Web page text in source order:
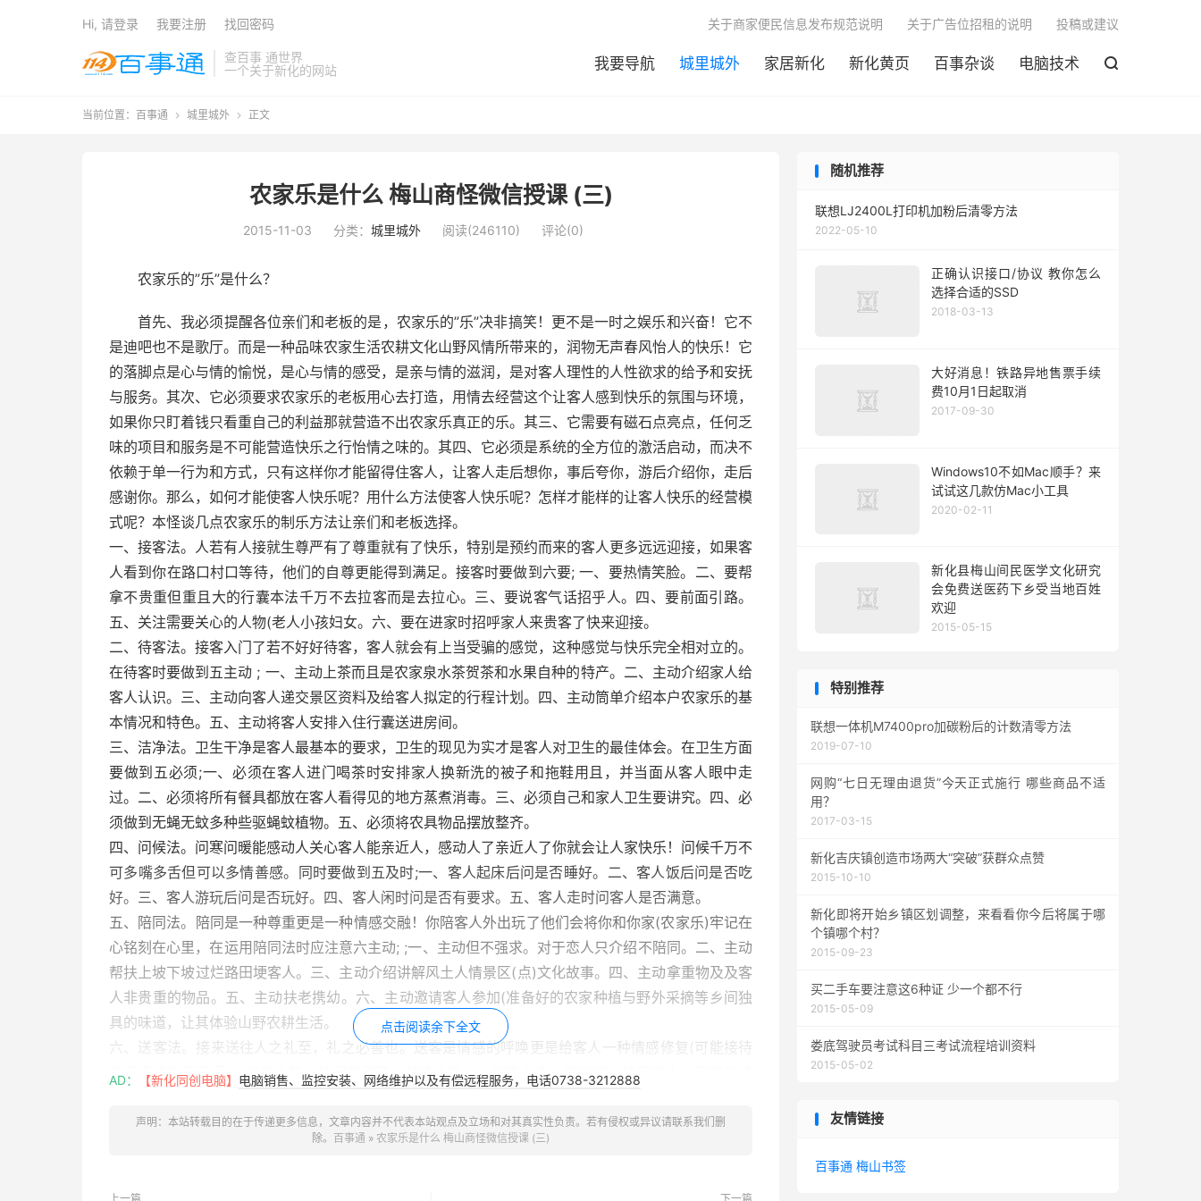
查百事 通世界
一个关于新化的网站
我要导航 城里城外 家居新化 新化黄页 百事杂谈 电脑技术 
关于商家便民信息发布规范说明 关于广告位招租的说明 投稿或建议
Hi, 请登录 我要注册 找回密码
当前位置： 百事通  城里城外  正文
农家乐是什么 梅山商怪微信授课 (三)
2015-11-03 分类： 城里城外 阅读(246110) 评论(0)
农家乐的”乐”是什么？
首先、我必须提醒各位亲们和老板的是，农家乐的”乐”决非搞笑！更不是一时之娱乐和兴奋！它不
是迪吧也不是歌厅。而是一种品味农家生活农耕文化山野风情所带来的，润物无声春风怡人的快乐！它
的落脚点是心与情的愉悦，是心与情的感受，是亲与情的滋润，是对客人理性的人性欲求的给予和安抚
与服务。其次、它必须要求农家乐的老板用心去打造，用情去经营这个让客人感到快乐的氛围与环境，
如果你只盯着钱只看重自己的利益那就营造不出农家乐真正的乐。其三、它需要有磁石点亮点，任何乏
味的项目和服务是不可能营造快乐之行怡情之味的。其四、它必须是系统的全方位的激活启动，而决不
依赖于单一行为和方式，只有这样你才能留得住客人，让客人走后想你，事后夸你，游后介绍你，走后
感谢你。那么，如何才能使客人快乐呢？用什么方法使客人快乐呢？怎样才能样的让客人快乐的经营模
式呢？本怪谈几点农家乐的制乐方法让亲们和老板选择。
一、接客法。人若有人接就生尊严有了尊重就有了快乐，特别是预约而来的客人更多远远迎接，如果客
人看到你在路口村口等待，他们的自尊更能得到满足。接客时要做到六要; 一、要热情笑脸。二、要帮
拿不贵重但重且大的行囊本法千万不去拉客而是去拉心。三、要说客气话招乎人。四、要前面引路。
五、关注需要关心的人物(老人小孩妇女。六、要在进家时招呼家人来贵客了快来迎接。
二、待客法。接客入门了若不好好待客，客人就会有上当受骗的感觉，这种感觉与快乐完全相对立的。
在待客时要做到五主动 ; 一、主动上茶而且是农家泉水茶贺茶和水果自种的特产。二、主动介绍家人给
客人认识。三、主动向客人递交景区资料及给客人拟定的行程计划。四、主动筒单介绍本户农家乐的基
本情况和特色。五、主动将客人安排入住行囊送进房间。
三、洁净法。卫生干净是客人最基本的要求，卫生的现见为实才是客人对卫生的最佳体会。在卫生方面
要做到五必须;一、必须在客人进门喝茶时安排家人换新洗的被子和拖鞋用且，并当面从客人眼中走
过。二、必须将所有餐具都放在客人看得见的地方蒸煮消毒。三、必须自己和家人卫生要讲究。四、必
须做到无蝇无蚊多种些驱蝇蚊植物。五、必须将农具物品摆放整齐。
四、问候法。问寒问暖能感动人关心客人能亲近人，感动人了亲近人了你就会让人家快乐！问候千万不
可多嘴多舌但可以多情善感。同时要做到五及时;一、客人起床后问是否睡好。二、客人饭后问是否吃
好。三、客人游玩后问是否玩好。四、客人闲时问是否有要求。五、客人走时问客人是否满意。
五、陪同法。陪同是一种尊重更是一种情感交融！你陪客人外出玩了他们会将你和你家(农家乐)牢记在
心铭刻在心里，在运用陪同法时应注意六主动; ;一、主动但不强求。对于恋人只介绍不陪同。二、主动
帮扶上坡下坡过烂路田埂客人。三、主动介绍讲解风土人情景区(点)文化故事。四、主动拿重物及及客
人非贵重的物品。五、主动扶老携幼。六、主动邀请客人参加(准备好的农家种植与野外采摘等乡间独
具的味道，让其体验山野农耕生活。
六、送客法。接来送往人之礼至，礼之必善也。送客是情感的呼唤更是给客人一种情感修复(可能接待
失误造成的不满意)。送客人是一种留恋更是一种难舍难分，如果你真心待了客，如果客人心里真的快
为; 一、为客人每人准备一份农家小礼。二、为客人在门前留影并与之合影，并做好珍藏留念请求多提
意见，多说声”招待不周对不起”！下次来我会更好些。三、为客人准备好自已的名片并递上，尽力不强
前一一打招呼握手后立于车边注视客人，客车动后不易太高兴有难舍感并向客人挥手致意！车走后面向
点击阅读余下全文
AD： 【新化同创电脑】 电脑销售、监控安装、网络维护以及有偿远程服务，电话0738-3212888
声明：本站转载目的在于传递更多信息，文章内容并不代表本站观点及立场和对其真实性负责。若有侵权或异议请联系我们删
除。 百事通 » 农家乐是什么 梅山商怪微信授课 (三)
随机推荐
联想LJ2400L打印机加粉后清零方法
2022-05-10
正确认识接口/协议 教你怎么
选择合适的SSD
2018-03-13
大好消息！铁路异地售票手续
费10月1日起取消
2017-09-30
Windows10不如Mac顺手？来
试试这几款仿Mac小工具
2020-02-11
新化县梅山间民医学文化研究
会免费送医药下乡受当地百姓
欢迎
2015-05-15
特别推荐
联想一体机M7400pro加碳粉后的计数清零方法
2019-07-10
网购“七日无理由退货”今天正式施行 哪些商品不适
用？
2017-03-15
新化吉庆镇创造市场两大“突破”获群众点赞
2015-10-10
新化即将开始乡镇区划调整，来看看你今后将属于哪
个镇哪个村？
2015-09-23
买二手车要注意这6种证 少一个都不行
2015-05-09
娄底驾驶员考试科目三考试流程培训资料
2015-05-02
友情链接
百事通 梅山书签